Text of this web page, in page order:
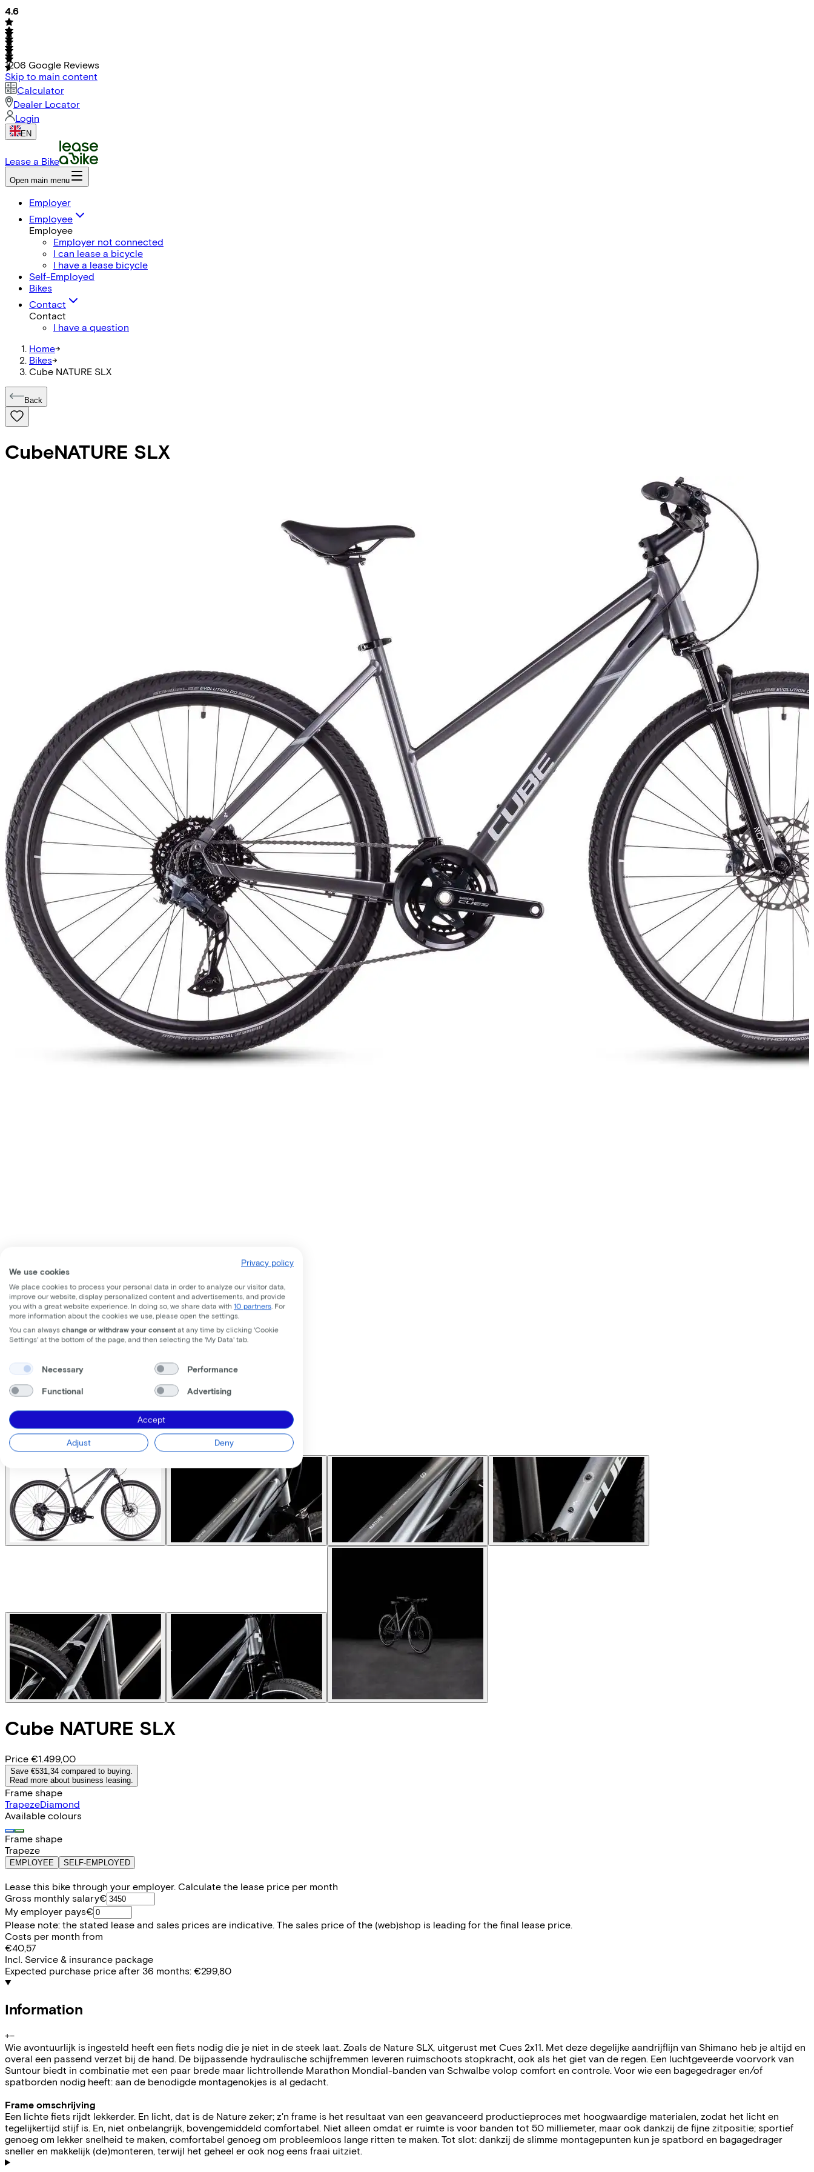
4.6
1206 Google Reviews
Skip to main content
Calculator
Dealer Locator
Login
EN
Lease a Bike
Open main menu
Employer
Employee
Employee
Employer not connected
I can lease a bicycle
I have a lease bicycle
Self-Employed
Bikes
Contact
Contact
I have a question
Home->
Bikes->
Cube NATURE SLX
Back
CubeNATURE SLX
Cube NATURE SLX
Price €1.499,00
Save €531,34 compared to buying.
Read more about business leasing.
Frame shape
TrapezeDiamond
Available colours
Frame shape
Trapeze
EMPLOYEE SELF-EMPLOYED
Lease this bike through your employer. Calculate the lease price per month
Gross monthly salary€
My employer pays€
Please note: the stated lease and sales prices are indicative. The sales price of the (web)shop is leading for the final lease price.
Costs per month from
€40,57
Incl. Service & insurance package
Expected purchase price after 36 months: €299,80
Information
+−
Wie avontuurlijk is ingesteld heeft een fiets nodig die je niet in de steek laat. Zoals de Nature SLX, uitgerust met Cues 2x11. Met deze degelijke aandrijflijn van Shimano heb je altijd en
overal een passend verzet bij de hand. De bijpassende hydraulische schijfremmen leveren ruimschoots stopkracht, ook als het giet van de regen. Een luchtgeveerde voorvork van
Suntour biedt in combinatie met een paar brede maar lichtrollende Marathon Mondial-banden van Schwalbe volop comfort en controle. Voor wie een bagegedrager en/of
spatborden nodig heeft: aan de benodigde montagenokjes is al gedacht.
Frame omschrijving
Een lichte fiets rijdt lekkerder. En licht, dat is de Nature zeker; z'n frame is het resultaat van een geavanceerd productieproces met hoogwaardige materialen, zodat het licht en
tegelijkertijd stijf is. En, niet onbelangrijk, bovengemiddeld comfortabel. Niet alleen omdat er ruimte is voor banden tot 50 milliemeter, maar ook dankzij de fijne zitpositie; sportief
genoeg om lekker snelheid te maken, comfortabel genoeg om probleemloos lange ritten te maken. Tot slot: dankzij de slimme montagepunten kun je spatbord en bagagedrager
sneller en makkelijk (de)monteren, terwijl het geheel er ook nog eens fraai uitziet.
Privacy policy
We use cookies
We place cookies to process your personal data in order to analyze our visitor data,
improve our website, display personalized content and advertisements, and provide
you with a great website experience. In doing so, we share data with 10 partners . For
more information about the cookies we use, please open the settings.
You can always change or withdraw your consent at any time by clicking 'Cookie
Settings' at the bottom of the page, and then selecting the 'My Data' tab.
Necessary Performance
Functional Advertising
Accept
Adjust Deny